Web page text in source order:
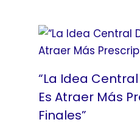
“La Idea
Es Atraer Más
Finales”